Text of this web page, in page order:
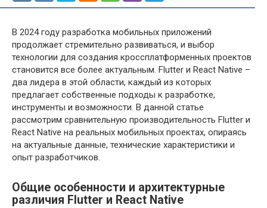
В 2024 году разработка мобильных приложений
продолжает стремительно развиваться, и выбор
технологии для создания кроссплатформенных проектов
становится все более актуальным. Flutter и React Native –
два лидера в этой области, каждый из которых
предлагает собственные подходы к разработке,
инструменты и возможности. В данной статье
рассмотрим сравнительную производительность Flutter и
React Native на реальных мобильных проектах, опираясь
на актуальные данные, технические характеристики и
опыт разработчиков.
Общие особенности и архитектурные
различия Flutter и React Native